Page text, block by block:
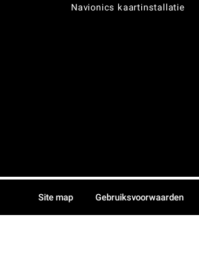
Navionics kaartinstallatie
Site map Gebruiksvoorwaarden